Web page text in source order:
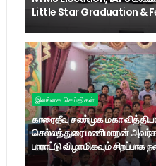
Little Star Graduation &
இலங்கை செய்திகள்
காரைதீவு சண்முக மகா
செல்லத்துரை மணிமாறன்
பாராட்டு விழா மிகவும் சிறப்பாக